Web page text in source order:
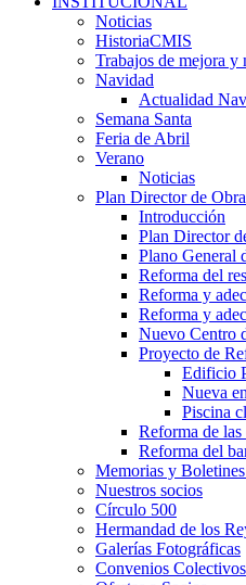
Noticias
HistoriaCMIS
Trabajos de mejora y
Navidad
Actualidad
Semana Santa
Feria de Abril
Verano
Noticias
Plan Director de
Introducción
Plan Director
Plano General
Reforma del
Reforma y
Reforma y
Nuevo Centro
Proyecto de
Edificio
Nueva
Piscina
Reforma de
Reforma del
Memorias y
Nuestros socios
Círculo 500
Hermandad de los
Galerías Fotográficas
Convenios Colectivos